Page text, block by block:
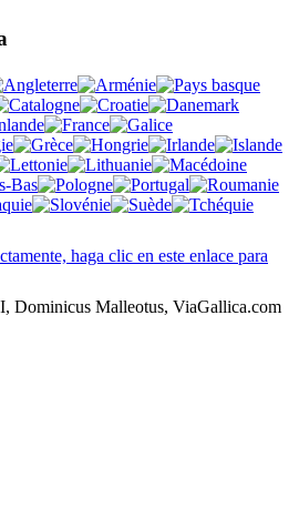
haga clic en este enlace para
Malleotus, ViaGallica.com